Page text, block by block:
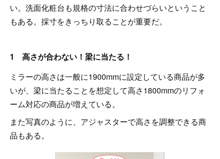
い。洗面化粧台も規格の寸法に合わせづらいということ
もある。採寸をきっちり取ることが重要だ。
1 高さが合わない！梁に当たる！
ミラーの高さは一般に1900mmに設定している商品が多
いが、梁に当たることを想定して高さ1800mmのリフォ
ーム対応の商品が増えている。
また写真のように、アジャスターで高さを調整できる商
品もある。